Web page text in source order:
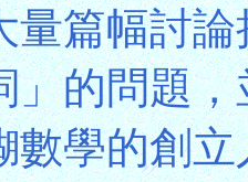
量篇幅討
」的問題
學的創立